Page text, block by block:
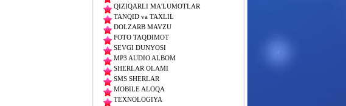
QIZIQARLI MA'LUMOTLAR
TANQID va TAXLIL
DOLZARB MAVZU
FOTO TAQDIMOT
SEVGI DUNYOSI
MP3 AUDIO ALBOM
SHERLAR OLAMI
SMS SHERLAR
MOBILE ALOQA
TEXNOLOGIYA